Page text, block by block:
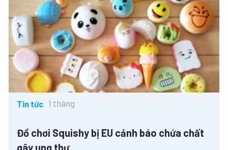
Tin tức 1 tháng
Đồ chơi Squishy bị EU cảnh báo chứa chất